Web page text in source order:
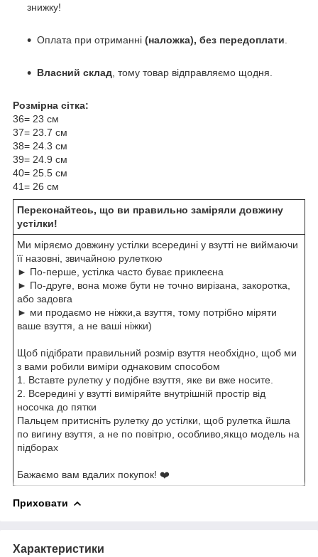
знижку!
Оплата при отриманні (наложка), без передоплати
Власний склад , тому товар відправляємо щодня.
Розмірна сітка:
36= 23 см
37= 23.7 см
38= 24.3 см
39= 24.9 см
40= 25.5 см
41= 26 см
Переконайтесь, що ви правильно заміряли довжину
устілки!
Ми міряємо довжину устілки всередині у взутті не виймаючи
її назовні, звичайною рулеткою
► По-перше, устілка часто буває приклеєна
► По-друге, вона може бути не точно вирізана, закоротка,
або задовга
► ми продаємо не ніжки,а взуття, тому потрібно міряти
ваше взуття, а не ваші ніжки)
Щоб підібрати правильний розмір взуття необхідно, щоб ми
з вами робили виміри однаковим способом
1. Вставте рулетку у подібне взуття, яке ви вже носите.
2. Всередині у взутті виміряйте внутрішній простір від
носочка до пятки
Пальцем притисніть рулетку до устілки, щоб рулетка йшла
по вигину взуття, а не по повітрю, особливо,якщо модель на
підборах
Бажаємо вам вдалих покупок! ❤️
Приховати
Характеристики